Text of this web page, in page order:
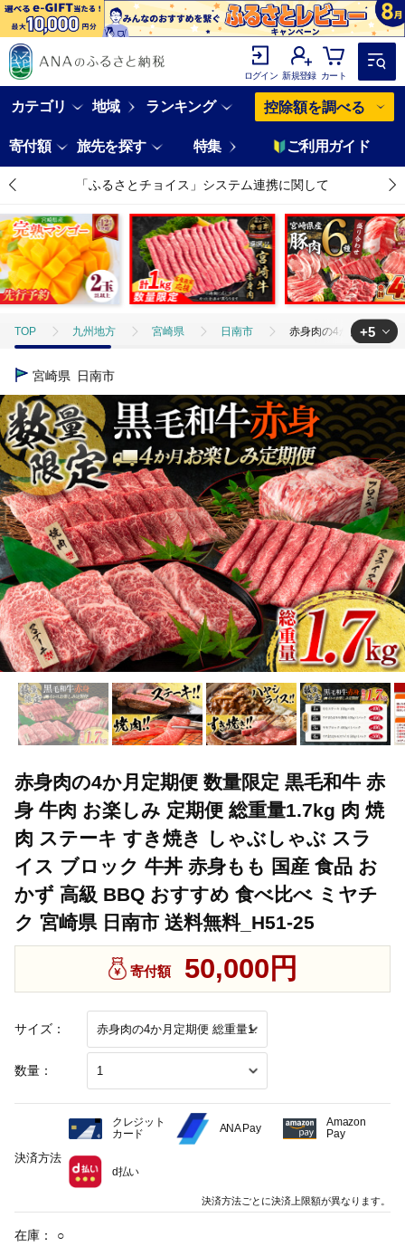
ログイン 新規登録 カート
カテゴリ 地域 ランキング 控除額を調べる
寄付額 旅先を探す 特集 ご利用ガイド
「ふるさとチョイス」システム連携に関して
TOP 九州地方 宮崎県 日南市 赤身肉の4か月定期便
TOP
TOP 肉 牛肉 赤身肉の4か月定期便 数量限定 黒毛和牛 赤身
TOP 肉 牛肉 ステーキ(牛肉) 赤身肉の4か月定期便
TOP 肉 牛肉 すき焼き(牛肉) 赤身肉の4か月定期便
TOP 肉 牛肉 しゃぶしゃぶ(牛肉) 赤身肉の4か月定期
+5
宮崎県 日南市
赤身肉の4か月定期便 数量限定 黒毛和牛 赤
身 牛肉 お楽しみ 定期便 総重量1.7kg 肉 焼
肉 ステーキ すき焼き しゃぶしゃぶ スラ
イス ブロック 牛丼 赤身もも 国産 食品 お
かず 高級 BBQ おすすめ 食べ比べ ミヤチ
ク 宮崎県 日南市 送料無料_H51-25
サイズ：
数量：
寄付額 50,000円
在庫： ○
決済方法
クレジット
カード
ANA Pay
Amazon
Pay
d払い
決済方法ごとに決済上限額が異なります。